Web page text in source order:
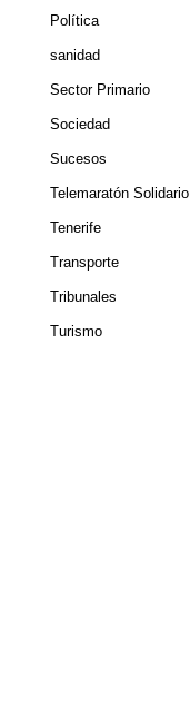
Política
sanidad
Sector Primario
Sociedad
Sucesos
Telemaratón Solidario
Tenerife
Transporte
Tribunales
Turismo